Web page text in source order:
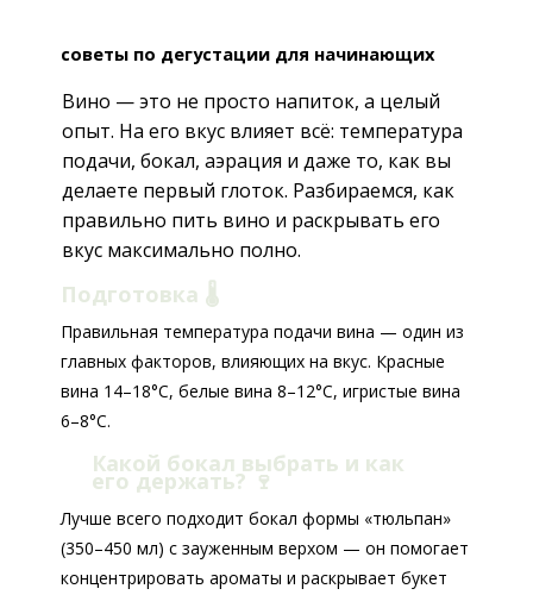
советы по дегустации для начинающих
Вино — это не просто напиток, а целый
опыт. На его вкус влияет всё: температура
подачи, бокал, аэрация и даже то, как вы
делаете первый глоток. Разбираемся, как
правильно пить вино и раскрывать его
вкус максимально полно.
Подготовка 🌡️
Правильная температура подачи вина — один из
главных факторов, влияющих на вкус. Красные
вина 14–18°C, белые вина 8–12°C, игристые вина
6–8°C.
Какой бокал выбрать и как
его держать?🍷
Лучше всего подходит бокал формы «тюльпан»
(350–450 мл) с зауженным верхом — он помогает
концентрировать ароматы и раскрывает букет